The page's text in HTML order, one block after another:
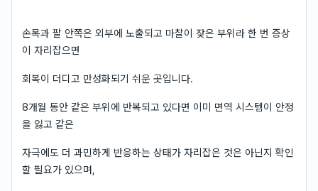
손목과 팔 안쪽은 외부에 노출되고 마찰이 잦은 부위라 한 번 증상
이 자리잡으면
회복이 더디고 만성화되기 쉬운 곳입니다.
8개월 동안 같은 부위에 반복되고 있다면 이미 면역 시스템이 안정
을 잃고 같은
자극에도 더 과민하게 반응하는 상태가 자리잡은 것은 아닌지 확인
할 필요가 있으며,